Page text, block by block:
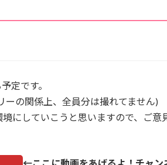
定です。
の関係上、全員分は撮れてません)
にしていこうと思いますので、ご意